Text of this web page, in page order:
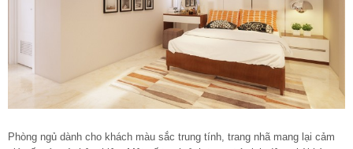
Phòng ngủ dành cho khách màu sắc trung tính, trang nhã mang lại cảm